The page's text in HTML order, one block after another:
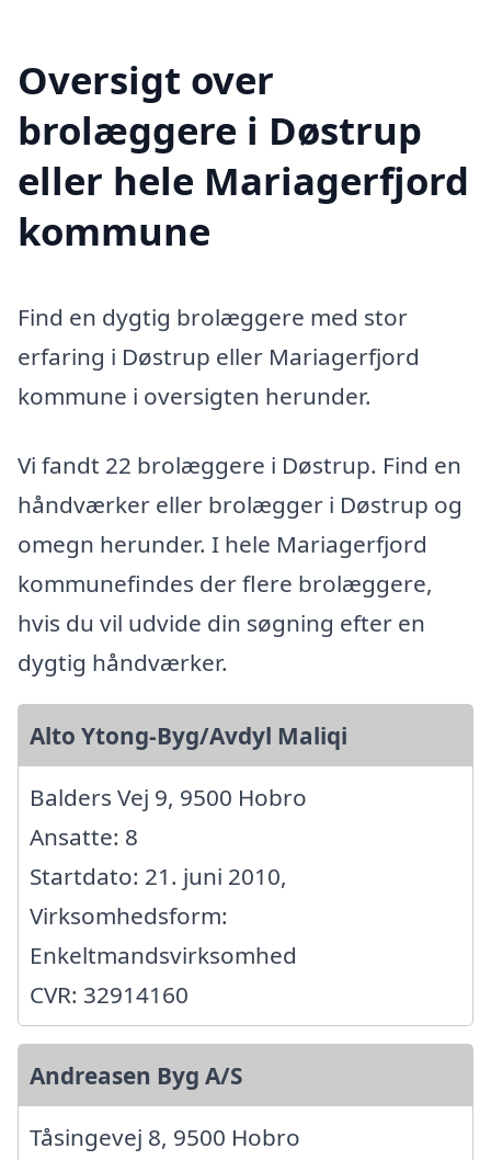
Oversigt over
brolæggere i Døstrup
eller hele Mariagerfjord
kommune
Find en dygtig brolæggere med stor
erfaring i Døstrup eller Mariagerfjord
kommune i oversigten herunder.
Vi fandt 22 brolæggere i Døstrup. Find en
håndværker eller brolægger i Døstrup og
omegn herunder. I hele Mariagerfjord
kommunefindes der flere brolæggere,
hvis du vil udvide din søgning efter en
dygtig håndværker.
Alto Ytong-Byg/Avdyl Maliqi
Balders Vej 9, 9500 Hobro
Ansatte: 8
Startdato: 21. juni 2010,
Virksomhedsform:
Enkeltmandsvirksomhed
CVR: 32914160
Andreasen Byg A/S
Tåsingevej 8, 9500 Hobro